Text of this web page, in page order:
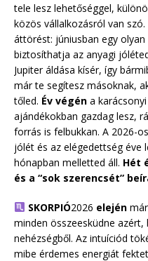
tele lesz lehetőséggel,
közös vállalkozásról van szó.
áttörést: júniusban egy
biztosíthatja az anyagi
Jupiter áldása kísér, így
már te segítesz másoknak,
tőled. Év végén a
ajándékokban gazdag lesz,
forrás is felbukkan. A 2026-
jólét és az elégedettség éve
hónapban melletted áll. Hét
és a “sok szerencsét”
SKORPIÓ2026 elejénmár
minden összeesküdne
nehézségből. Az intuíciód
mibe érdemes energiát